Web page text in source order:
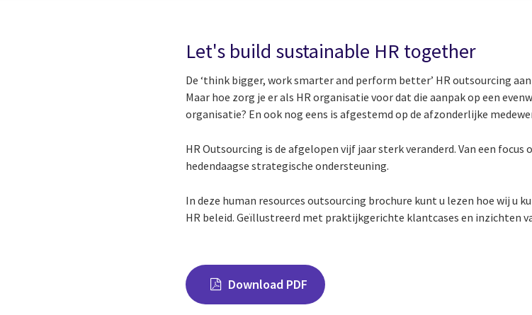
Let's build sustainable HR together
De ‘think bigger, work smarter and perform better’ HR outsourcing
Maar hoe zorg je er als HR organisatie voor dat die aanpak op een
organisatie? En ook nog eens is afgestemd op de afzonderlijke
HR Outsourcing is de afgelopen vijf jaar sterk veranderd. Van een
hedendaagse strategische ondersteuning.
In deze human resources outsourcing brochure kunt u lezen hoe wij u
HR beleid. Geïllustreerd met praktijkgerichte klantcases en inzichten
Download PDF